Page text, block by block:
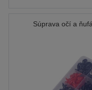
Súprava očí a